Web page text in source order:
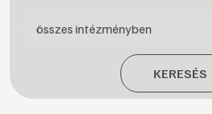
KERESÉS